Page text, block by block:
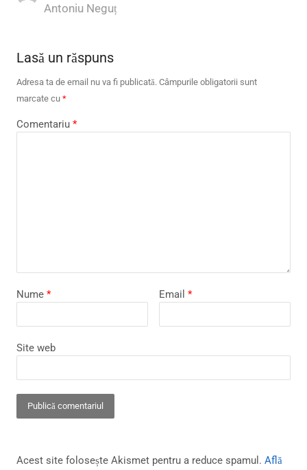
Author
Antoniu Neguț
Lasă un răspuns
Adresa ta de email nu va fi publicată. Câmpurile obligatorii sunt
marcate cu *
Comentariu *
Nume * Email *
Site web
Acest site folosește Akismet pentru a reduce spamul. Află